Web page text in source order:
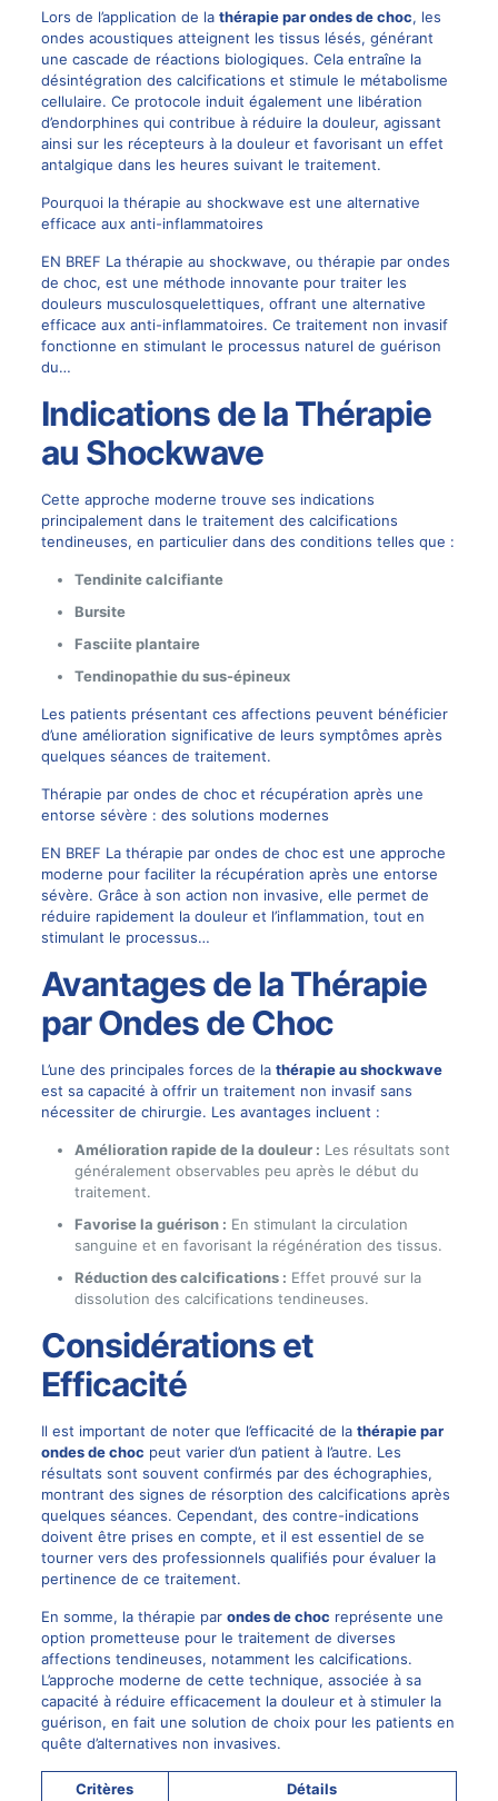
Lors de l’application de la thérapie par ondes de choc, les
ondes acoustiques atteignent les tissus lésés, générant
une cascade de réactions biologiques. Cela entraîne la
désintégration des calcifications et stimule le métabolisme
cellulaire. Ce protocole induit également une libération
d’endorphines qui contribue à réduire la douleur, agissant
ainsi sur les récepteurs à la douleur et favorisant un effet
antalgique dans les heures suivant le traitement.
Pourquoi la thérapie au shockwave est une alternative
efficace aux anti-inflammatoires
EN BREF La thérapie au shockwave, ou thérapie par ondes
de choc, est une méthode innovante pour traiter les
douleurs musculosquelettiques, offrant une alternative
efficace aux anti-inflammatoires. Ce traitement non invasif
fonctionne en stimulant le processus naturel de guérison
du…
Indications de la Thérapie
au Shockwave
Cette approche moderne trouve ses indications
principalement dans le traitement des calcifications
tendineuses, en particulier dans des conditions telles que :
Tendinite calcifiante
Bursite
Fasciite plantaire
Tendinopathie du sus-épineux
Les patients présentant ces affections peuvent bénéficier
d’une amélioration significative de leurs symptômes après
quelques séances de traitement.
Thérapie par ondes de choc et récupération après une
entorse sévère : des solutions modernes
EN BREF La thérapie par ondes de choc est une approche
moderne pour faciliter la récupération après une entorse
sévère. Grâce à son action non invasive, elle permet de
réduire rapidement la douleur et l’inflammation, tout en
stimulant le processus…
Avantages de la Thérapie
par Ondes de Choc
L’une des principales forces de la thérapie au shockwave
est sa capacité à offrir un traitement non invasif sans
nécessiter de chirurgie. Les avantages incluent :
Amélioration rapide de la douleur : Les résultats sont
généralement observables peu après le début du
traitement.
Favorise la guérison : En stimulant la circulation
sanguine et en favorisant la régénération des tissus.
Réduction des calcifications : Effet prouvé sur la
dissolution des calcifications tendineuses.
Considérations et
Efficacité
Il est important de noter que l’efficacité de la thérapie par
ondesde choc peut varier d’un patient à l’autre. Les
résultats sont souvent confirmés par des échographies,
montrant des signes de résorption des calcifications après
quelques séances. Cependant, des contre-indications
doivent être prises en compte, et il est essentiel de se
tourner vers des professionnels qualifiés pour évaluer la
pertinence de ce traitement.
En somme, la thérapie par ondes de choc représente une
option prometteuse pour le traitement de diverses
affections tendineuses, notamment les calcifications.
L’approche moderne de cette technique, associée à sa
capacité à réduire efficacement la douleur et à stimuler la
guérison, en fait une solution de choix pour les patients en
quête d’alternatives non invasives.
Critères Détails